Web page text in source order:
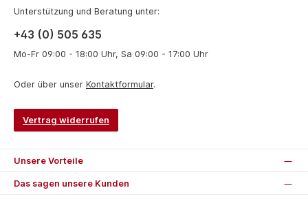
Unterstützung und Beratung unter:
+43 (0) 505 635
Mo-Fr 09:00 - 18:00 Uhr, Sa 09:00 - 17:00 Uhr
Oder über unser Kontaktformular.
Vertrag widerrufen
Unsere Vorteile
Das sagen unsere Kunden